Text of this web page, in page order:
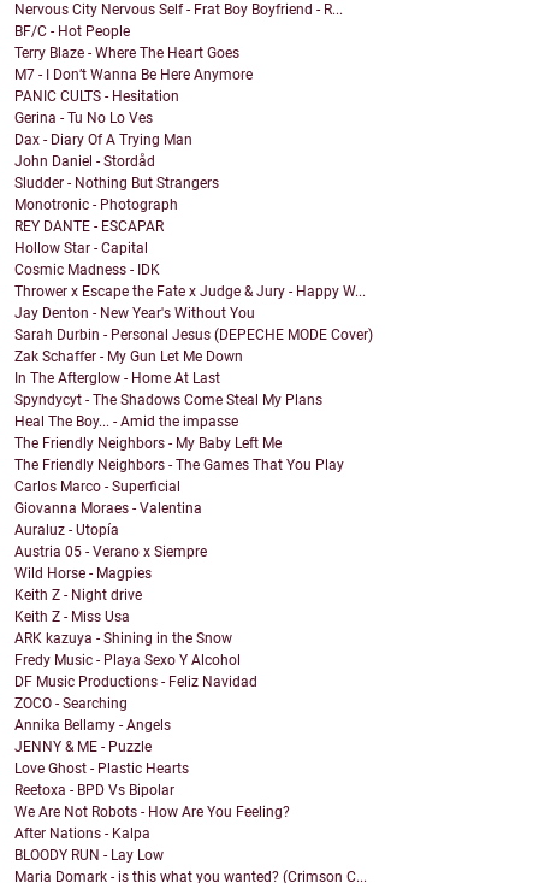
Nervous City Nervous Self - Frat Boy Boyfriend - R...
BF/C - Hot People
Terry Blaze - Where The Heart Goes
M7 - I Don’t Wanna Be Here Anymore
PANIC CULTS - Hesitation
Gerina - Tu No Lo Ves
Dax - Diary Of A Trying Man
John Daniel - Stordåd
Sludder - Nothing But Strangers
Monotronic - Photograph
REY DANTE - ESCAPAR
Hollow Star - Capital
Cosmic Madness - IDK
Thrower x Escape the Fate x Judge & Jury - Happy W...
Jay Denton - New Year's Without You
Sarah Durbin - Personal Jesus (DEPECHE MODE Cover)
Zak Schaffer - My Gun Let Me Down
In The Afterglow - Home At Last
Spyndycyt - The Shadows Come Steal My Plans
Heal The Boy... - Amid the impasse
The Friendly Neighbors - My Baby Left Me
The Friendly Neighbors - The Games That You Play
Carlos Marco - Superficial
Giovanna Moraes - Valentina
Auraluz - Utopía
Austria 05 - Verano x Siempre
Wild Horse - Magpies
Keith Z - Night drive
Keith Z - Miss Usa
ARK kazuya - Shining in the Snow
Fredy Music - Playa Sexo Y Alcohol
DF Music Productions - Feliz Navidad
ZOCO - Searching
Annika Bellamy - Angels
JENNY & ME - Puzzle
Love Ghost - Plastic Hearts
Reetoxa - BPD Vs Bipolar
We Are Not Robots - How Are You Feeling?
After Nations - Kalpa
BLOODY RUN - Lay Low
Maria Domark - is this what you wanted? (Crimson C...